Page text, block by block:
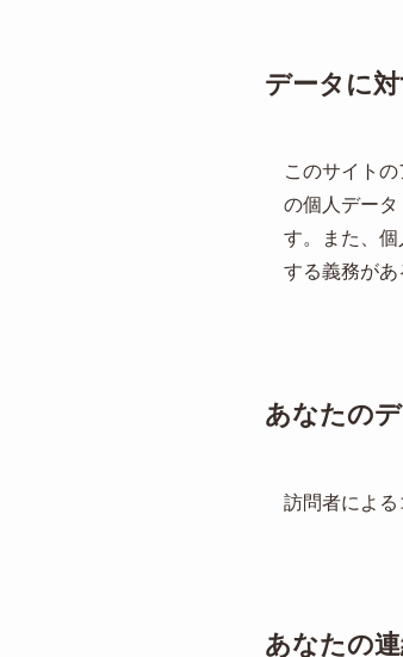
データに
このサイト
の個人デー
す。また、
する義務があ
あなたの
訪問者による
あなたの